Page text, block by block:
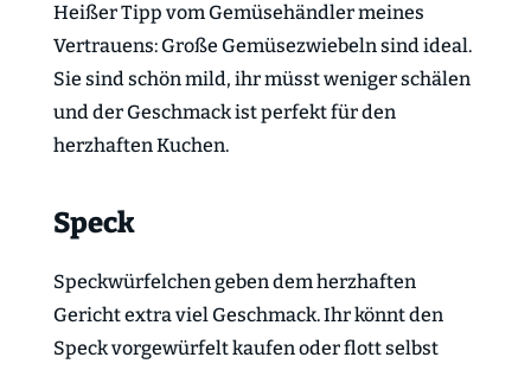
Heißer Tipp vom Gemüsehändler meines
Vertrauens: Große Gemüsezwiebeln sind ideal.
Sie sind schön mild, ihr müsst weniger schälen
und der Geschmack ist perfekt für den
herzhaften Kuchen.
Speck
Speckwürfelchen geben dem herzhaften
Gericht extra viel Geschmack. Ihr könnt den
Speck vorgewürfelt kaufen oder flott selbst